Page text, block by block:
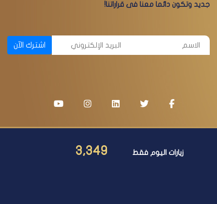
جديد وتكون دائما معنا فى قراراتنا!
اشترك الآن
زيارات اليوم فقط 3,349